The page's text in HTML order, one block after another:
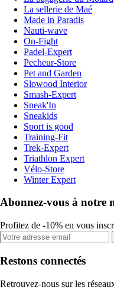
La sellerie de Maé
Made in Paradis
Nauti-wave
On-Fight
Padel-Expert
Pecheur-Store
Pet and Garden
Slowood Interior
Smash-Expert
Sneak'In
Sneakids
Sport is good
Training-Fit
Trek-Expert
Triathlon Expert
Vélo-Store
Winter Expert
Abonnez-vous à notre
Profitez de -10% en vous
Restons connectés
Retrouvez-nous sur les